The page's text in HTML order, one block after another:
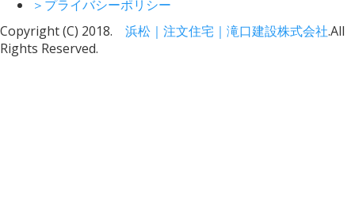
＞ プライバシーポリシー
Copyright (C) 2018. 浜松｜注文住宅｜滝口建設株式会社.All
Rights Reserved.